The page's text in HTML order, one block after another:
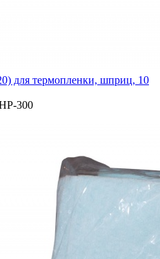
для термопленки, шприц, 10
300